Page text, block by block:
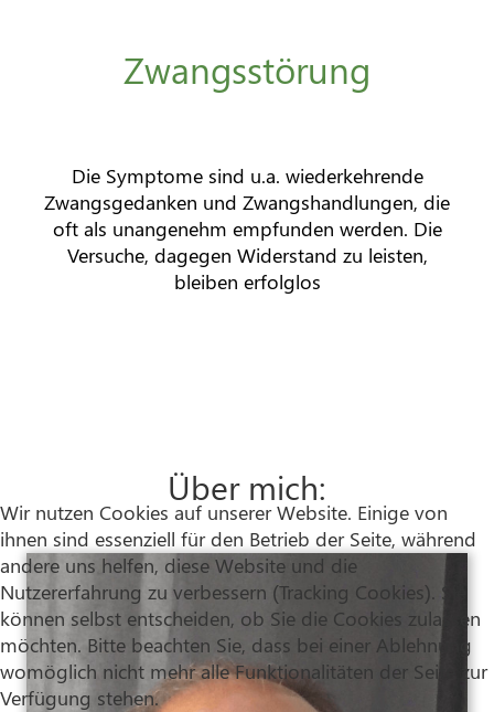
Zwangsstörung
Die Symptome sind u.a. wiederkehrende
Zwangsgedanken und Zwangshandlungen, die
oft als unangenehm empfunden werden. Die
Versuche, dagegen Widerstand zu leisten,
bleiben erfolglos
Über mich:
Wir nutzen Cookies auf unserer Website. Einige von
ihnen sind essenziell für den Betrieb der Seite, während
andere uns helfen, diese Website und die
Nutzererfahrung zu verbessern (Tracking Cookies). Sie
können selbst entscheiden, ob Sie die Cookies zulassen
möchten. Bitte beachten Sie, dass bei einer Ablehnung
womöglich nicht mehr alle Funktionalitäten der Seite zur
Verfügung stehen.